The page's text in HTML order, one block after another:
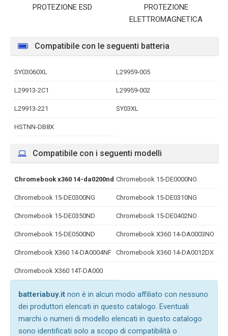
PROTEZIONE ESD
PROTEZIONE
ELETTROMAGNETICA
Compatibile con le seguenti batteria
SY03060XL L29959-005
L29913-2C1 L29959-002
L29913-221 SY03XL
HSTNN-DB8X
Compatibile con i seguenti modelli
Chromebook x360 14-da0200nd Chromebook 15-DE0000NO
Chromebook 15-DE0300NG Chromebook 15-DE0310NG
Chromebook 15-DE0350ND Chromebook 15-DE0402NO
Chromebook 15-DE0500ND Chromebook X360 14-DA0003NO
Chromebook X360 14-DA0004NF Chromebook X360 14-DA0012DX
Chromebook X360 14T-DA000
batteriabuy.it non è in alcun modo affiliato con nessuno
dei produttori elencati in questo catalogo. Eventuali
marchi o numeri di modello elencati in questo catalogo
sono identificati solo a scopo di compatibilità o